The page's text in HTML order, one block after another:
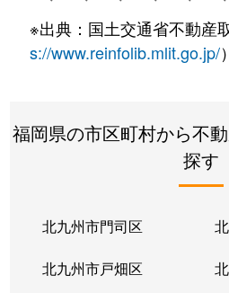
※出典：国土交通省不動産
s://www.reinfolib.mlit.go.jp/
福岡県の市区町村から不
探す
北九州市門司区
北九州市戸畑区